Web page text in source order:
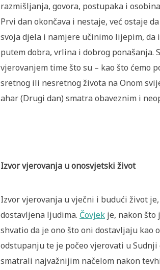
razmišljanja, govora, postupaka i
Prvi dan okončava i nestaje, već ostaje
svoja djela i namjere učinimo lijepim, da
putem dobra, vrlina i dobrog ponašanja.
vjerovanjem time što su – kao što ćemo
sretnog ili nesretnog života na Onom
ahar (Drugi dan) smatra obaveznim i
Izvor vjerovanja u onosvjetski život
Izvor vjerovanja u vječni i budući život
dostavljena ljudima. Čovjek je, nakon što
shvatio da je ono što oni dostavljaju kao
odstupanju te je počeo vjerovati u
smatrali najvažnijim načelom nakon